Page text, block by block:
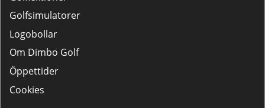
Golfsimulatorer
Logobollar
Om Dimbo Golf
Öppettider
Cookies